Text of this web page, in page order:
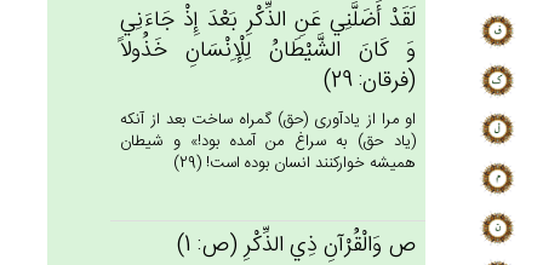
لَقَدْ أَضَلَّنِي‌ عَن‌ِ الذِّكْرِ بَعْدَ إِذْ جَاءَنِي‌
وَ كَان‌َ الشَّيْطَان‌ُ لِلْإِنْسَان‌ِ خَذُولاً
(فرقان: 29)
او مرا از يادآورى (حق) گمراه ساخت بعد از آنكه
(ياد حق) به سراغ من آمده بود!» و شيطان
هميشه خواركنند انسان بوده است! (29)
ص‌ وَالْقُرْآن‌ِ ذِي‌ الذِّكْرِ (ص: 1)